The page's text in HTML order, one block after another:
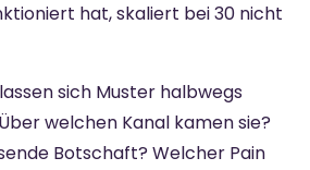
hat, skaliert bei 30 nicht
sich Muster halbwegs
welchen Kanal kamen sie?
Botschaft? Welcher Pain